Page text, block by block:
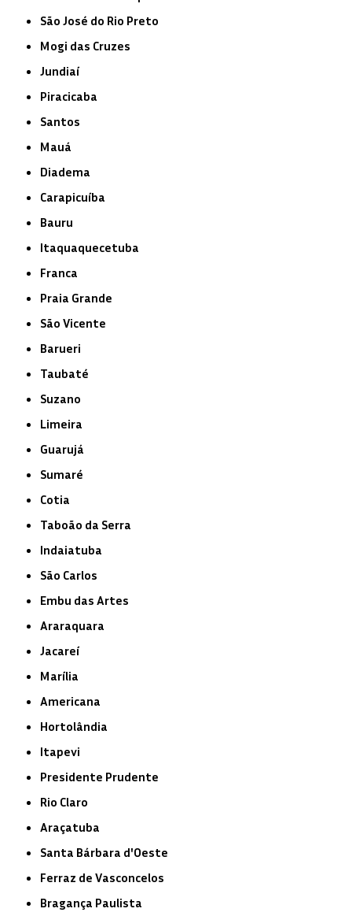
São José do Rio Preto
Mogi das Cruzes
Jundiaí
Piracicaba
Santos
Mauá
Diadema
Carapicuíba
Bauru
Itaquaquecetuba
Franca
Praia Grande
São Vicente
Barueri
Taubaté
Suzano
Limeira
Guarujá
Sumaré
Cotia
Taboão da Serra
Indaiatuba
São Carlos
Embu das Artes
Araraquara
Jacareí
Marília
Americana
Hortolândia
Itapevi
Presidente Prudente
Rio Claro
Araçatuba
Santa Bárbara d'Oeste
Ferraz de Vasconcelos
Bragança Paulista